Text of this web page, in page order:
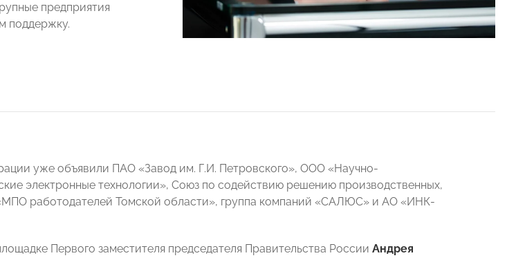
предприятия
поддержку.
уже объявили ПАО «Завод им. Г.И. Петровского», ООО «Научно-
электронные технологии», Союз по содействию решению производственных,
работодателей Томской области», группа компаний «САЛЮС» и АО «ИНК-
Первого заместителя председателя Правительства России Андрея